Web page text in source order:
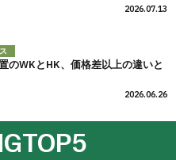
2026.07.13
のWKとHK、価格差以上の違いと
2026.06.26
TOP5